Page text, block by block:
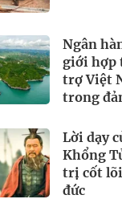
Ngân
giới hợp
trợ Việt
trong
Lời dạy
Khổng
trị cốt lõi
đức